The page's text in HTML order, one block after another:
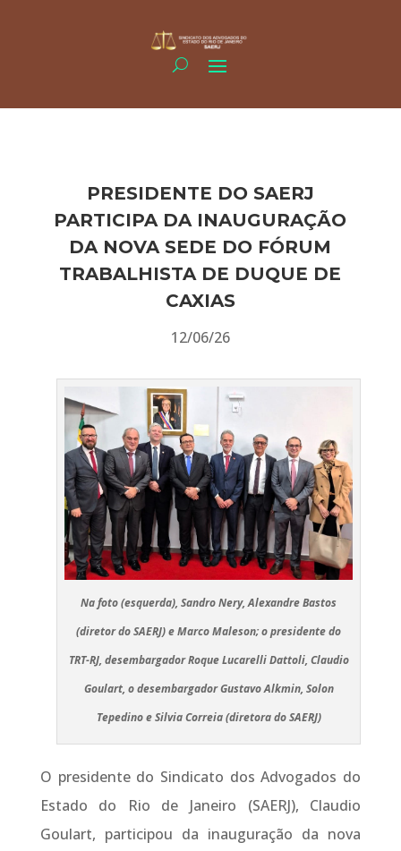
PRESIDENTE DO SAERJ
PARTICIPA DA INAUGURAÇÃO
DA NOVA SEDE DO FÓRUM
TRABALHISTA DE DUQUE DE
CAXIAS
12/06/26
Na foto (esquerda), Sandro Nery, Alexandre Bastos
(diretor do SAERJ) e Marco Maleson; o presidente do
TRT-RJ, desembargador Roque Lucarelli Dattoli, Claudio
Goulart, o desembargador Gustavo Alkmin, Solon
Tepedino e Silvia Correia (diretora do SAERJ)
O presidente do Sindicato dos Advogados do
Estado do Rio de Janeiro (SAERJ), Claudio
Goulart, participou da inauguração da nova